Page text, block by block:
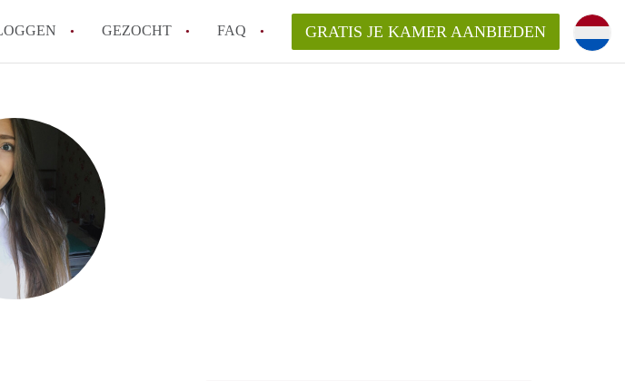
GEZOCHT FAQ
Tips: om in Utrecht een kamer te vinden!
Hoe werkt Kamers Utrecht
How to translate KamersUtrecht!
Alle veelgestelde vragen
GRATIS JE KAMER AANBIEDEN